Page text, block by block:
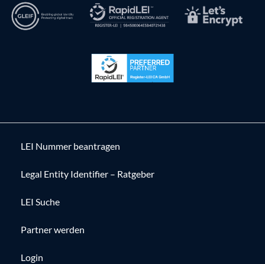
LEI Nummer beantragen
Legal Entity Identifier – Ratgeber
LEI Suche
Partner werden
Login